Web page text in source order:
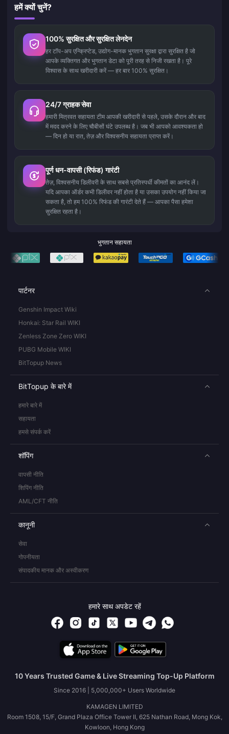
हमें क्यों चुनें?
100% सुरक्षित और सुरक्षित लेनदेन
हर टॉप-अप एन्क्रिप्टेड, उद्योग-मानक भुगतान सुरक्षा द्वारा सुरक्षित है जो
आपके व्यक्तिगत और भुगतान डेटा को पूरी तरह से निजी रखता है। पूरे
विश्वास के साथ खरीदारी करें — हर बार 100% सुरक्षित।
24/7 ग्राहक सेवा
हमारी मित्रवत सहायता टीम आपकी खरीदारी से पहले, उसके दौरान और बाद
में मदद करने के लिए चौबीसों घंटे उपलब्ध है। जब भी आपको आवश्यकता हो
— दिन हो या रात, तेज़ और विश्वसनीय सहायता प्राप्त करें।
पूर्ण धन-वापसी (रिफंड) गारंटी
तेज़, विश्वसनीय डिलीवरी के साथ सबसे प्रतिस्पर्धी कीमतों का आनंद लें।
यदि आपका ऑर्डर कभी डिलीवर नहीं होता है या उसका उपयोग नहीं किया जा
सकता है, तो हम 100% रिफंड की गारंटी देते हैं — आपका पैसा हमेशा
सुरक्षित रहता है।
भुगतान सहायता
पार्टनर
Genshin Impact Wiki
Honkai: Star Rail WIKI
Zenless Zone Zero WIKI
PUBG Mobile WIKI
BitTopup News
BitTopup के बारे में
हमारे बारे में
सहायता
हमसे संपर्क करें
शॉपिंग
वापसी नीति
शिपिंग नीति
AML/CFT नीति
कानूनी
सेवा
गोपनीयता
संपादकीय मानक और अस्वीकरण
हमारे साथ अपडेट रहें
10 Years Trusted Game & Live Streaming Top-Up Platform
Since 2016 | 5,000,000+ Users Worldwide
KAMAGEN LIMITED
Room 1508, 15/F, Grand Plaza Office Tower II, 625 Nathan Road, Mong Kok,
Kowloon, Hong Kong